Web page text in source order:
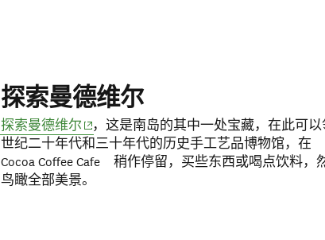
探索曼德维尔
探索曼德维尔 (opens in new window)
，这是南岛的其中一处宝藏，在此可
世纪二十年代和三十年代的历史手工艺品博物馆，
Cocoa Coffee Cafe 稍作停留，买些东西或喝点饮料，
鸟瞰全部美景。